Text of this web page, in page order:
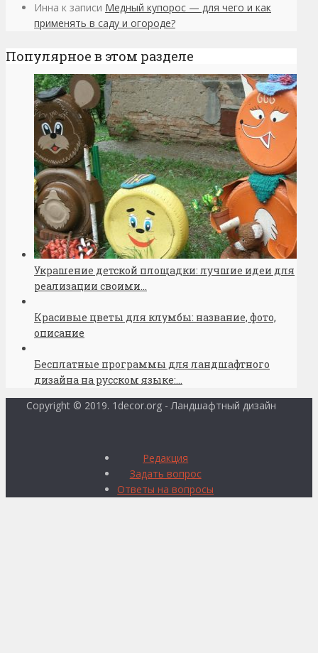
Инна к записи Медный купорос — для чего и как
применять в саду и огороде?
Популярное в этом разделе
Украшение детской площадки: лучшие идеи для
реализации своими...
Красивые цветы для клумбы: название, фото,
описание
Бесплатные программы для ландшафтного
дизайна на русском языке:...
Copyright © 2019. 1decor.org - Ландшафтный дизайн
Редакция
Задать вопрос
Ответы на вопросы